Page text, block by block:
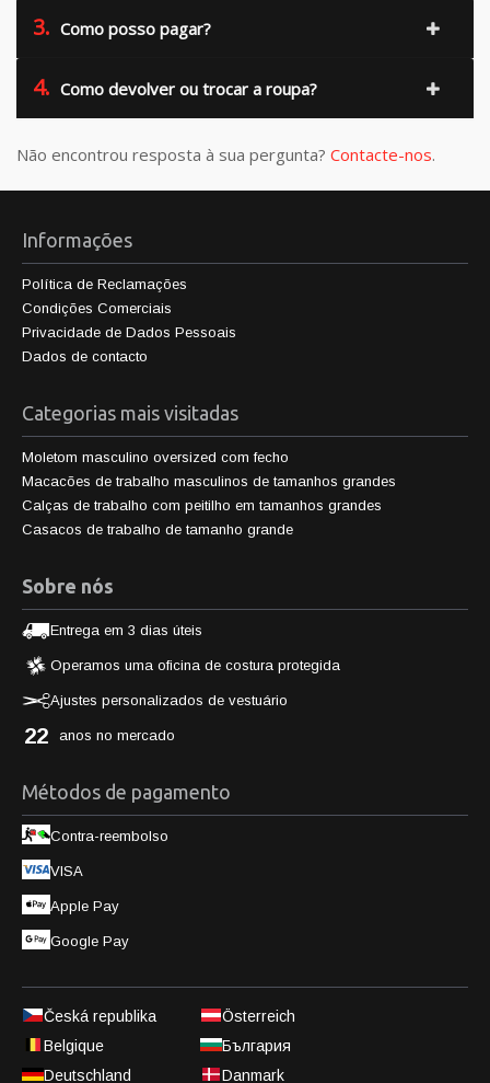
3. Como posso pagar?
4. Como devolver ou trocar a roupa?
Não encontrou resposta à sua pergunta? Contacte-nos.
Informações
Política de Reclamações
Condições Comerciais
Privacidade de Dados Pessoais
Dados de contacto
Categorias mais visitadas
Moletom masculino oversized com fecho
Macacões de trabalho masculinos de tamanhos grandes
Calças de trabalho com peitilho em tamanhos grandes
Casacos de trabalho de tamanho grande
Sobre nós
Entrega em 3 dias úteis
Operamos uma oficina de costura protegida
Ajustes personalizados de vestuário
22 anos no mercado
Métodos de pagamento
Contra-reembolso
VISA
Apple Pay
Google Pay
Česká republika
Österreich
Belgique
България
Deutschland
Danmark